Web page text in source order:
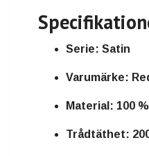
Serie: Satin
Varumärke:
Material: 100
Trådtäthet: